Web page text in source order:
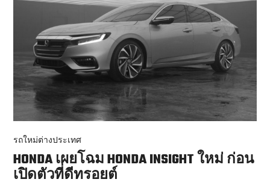
รถใหม่ต่างประเทศ
HONDA เผยโฉม HONDA INSIGHT ใหม่ ก่อน
เปิดตัวที่ดีทรอยต์